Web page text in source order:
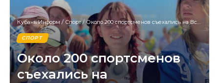
Кубань Информ / Спорт/ Около 200 спортсменов съехались на Всероссийские соревнования по парусному спорту в Ейск
СПОРТ
Около 200 спортсменов
съехались на